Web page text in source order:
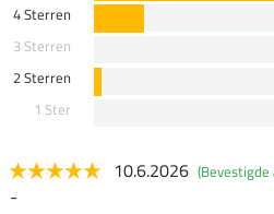
4 Sterren
3 Sterren
2 Sterren
1 Ster
10.6.2026 (Bevestigde
-